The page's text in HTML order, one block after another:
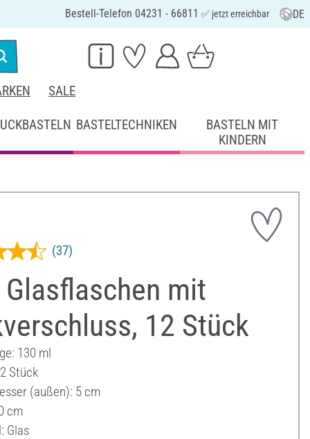
Bestell-Telefon 04231 - 66811 ✅ jetzt erreichbar DE
SALE
BASTELTECHNIKEN
BASTELN MIT
KINDERN
Glasflaschen mit
12 Stück
(37)
130 ml
Stück
(außen): 5 cm
cm
Glas